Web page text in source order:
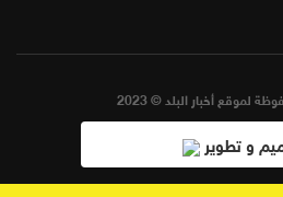
لموقع أخبار البلد © 2023
و تطوير